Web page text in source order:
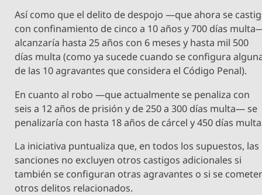
Así como que el delito de despojo —que ahora se
con confinamiento de cinco a 10 años y 700 días
alcanzaría hasta 25 años con 6 meses y hasta mil 500
días multa (como ya sucede cuando se configura
de las 10 agravantes que considera el Código Penal).
En cuanto al robo —que actualmente se penaliza con
seis a 12 años de prisión y de 250 a 300 días multa— se
penalizaría con hasta 18 años de cárcel y 450 días
La iniciativa puntualiza que, en todos los supuestos, las
sanciones no excluyen otros castigos adicionales si
también se configuran otras agravantes o si se
otros delitos relacionados.